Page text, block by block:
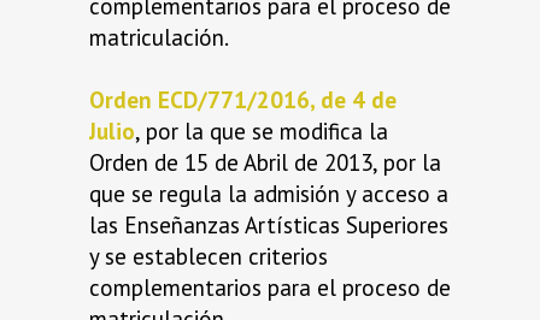
matriculación.
Orden ECD/771/2016, de 4 de
Julio, por la que se modifica la
Orden de 15 de Abril de 2013, por la
que se regula la admisión y acceso a
las Enseñanzas Artísticas Superiores
y se establecen criterios
complementarios para el proceso de